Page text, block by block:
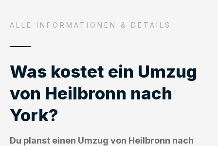
ALLE INFORMATIONEN & DETAILS
Was kostet ein Umzug
von Heilbronn nach
York?
Du planst einen Umzug von Heilbronn nach